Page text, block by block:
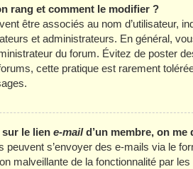
rang et comment le modifier ?
être associés au nom d’utilisateur,
et administrateurs. En général,
du forum. Évitez de poster
cette pratique est rarement
le lien e-maild’un membre, on me
peuvent s’envoyer des e-mails via le
malveillante de la fonctionnalité par